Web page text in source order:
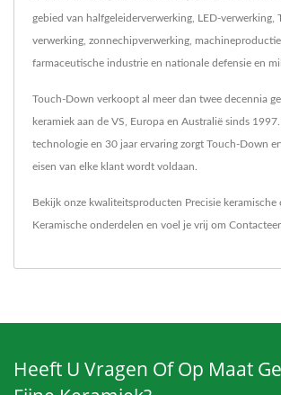
gebied van halfgeleiderverwerking, LED-verwerking,
verwerking, zonnechipverwerking,
farmaceutische industrie en nationale defensie en
Touch-Down verkoopt al meer dan twee decennia
keramiek aan de VS, Europa en Australië sinds
technologie en 30 jaar ervaring zorgt Touch-Down
eisen van elke klant wordt voldaan.
Bekijk onze kwaliteitsproducten Precisie keramische
Keramische onderdelen en voel je vrij om
Heeft U Vragen Of Op Maat